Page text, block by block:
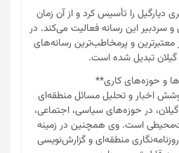
پایگاه خبری دیارگیل را تأسیس کرد و از آن زمان
و سردبیر این رسانه فعالیت می‌کند. در
معتبرترین و پرمخاطب‌ترین رسانه‌های
تبدیل شده است.
و حوزه‌های کاری**
اخبار و تحلیل مسائل منطقه‌ای
در حوزه‌های سیاسی، اجتماعی،
است. وی همچنین در زمینه
منطقه‌ای و گزارش‌نویسی